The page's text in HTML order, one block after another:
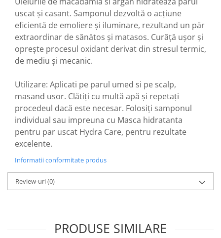
uscat și casant. Samponul dezvoltă o acțiune
eficientă de emoliere și iluminare, rezultand un păr
extraordinar de sănătos și matasos. Curăță ușor și
oprește procesul oxidant derivat din stresul termic,
de mediu și mecanic.
Utilizare: Aplicati pe parul umed si pe scalp,
masand usor. Clătiți cu multă apă și repetați
procedeul dacă este necesar. Folosiți samponul
individual sau impreuna cu Masca hidratanta
pentru par uscat Hydra Care, pentru rezultate
excelente.
Informatii conformitate produs
Review-uri(0)
PRODUSE SIMILARE